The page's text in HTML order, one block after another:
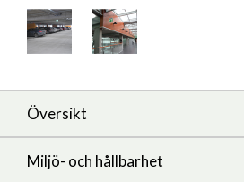
Översikt
Miljö- och hållbarhet